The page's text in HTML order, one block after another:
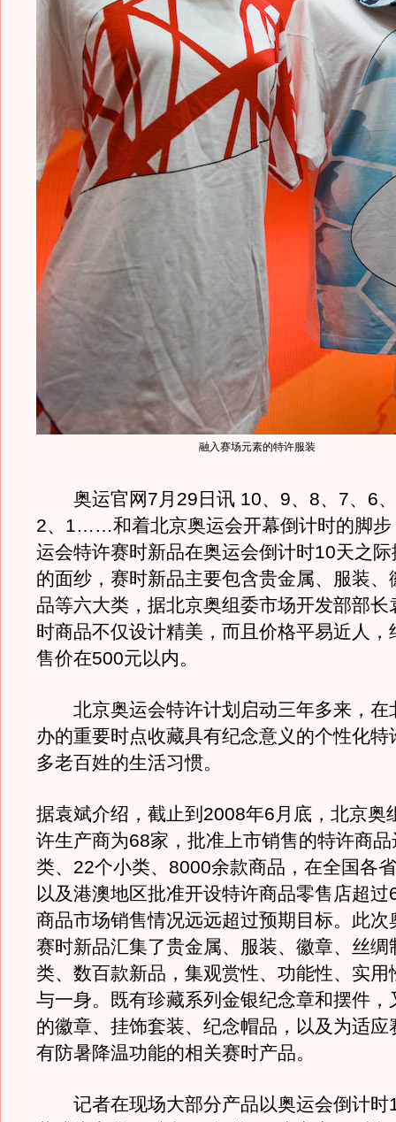
融入赛场元素的特许服装
奥运官网7月29日讯 10、9、8、7、6
2、1……和着北京奥运会开幕倒计时的脚步
运会特许赛时新品在奥运会倒计时10天之
的面纱，赛时新品主要包含贵金属、服装、
品等六大类，据北京奥组委市场开发部部长
时商品不仅设计精美，而且价格平易近人，
售价在500元以内。
北京奥运会特许计划启动三年多来，在
办的重要时点收藏具有纪念意义的个性化特
多老百姓的生活习惯。
据袁斌介绍，截止到2008年6月底，北京奥
许生产商为68家，批准上市销售的特许商
类、22个小类、8000余款商品，在全国各
以及港澳地区批准开设特许商品零售店超
商品市场销售情况远远超过预期目标。此次
赛时新品汇集了贵金属、服装、徽章、丝绸
类、数百款新品，集观赏性、功能性、实用
与一身。既有珍藏系列金银纪念章和摆件，
的徽章、挂饰套装、纪念帽品，以及为适应
有防暑降温功能的相关赛时产品。
记者在现场大部分产品以奥运会倒计时